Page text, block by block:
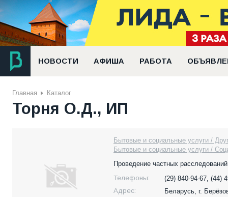
НОВОСТИ АФИША РАБОТА
Главная Каталог
Торня О.Д., ИП
Бытовые и социальные услуги /
Бытовые и социальные услуги /
Проведение частных
Телефоны:
(29) 840-94-67, (44)
Адрес:
Беларусь, г.